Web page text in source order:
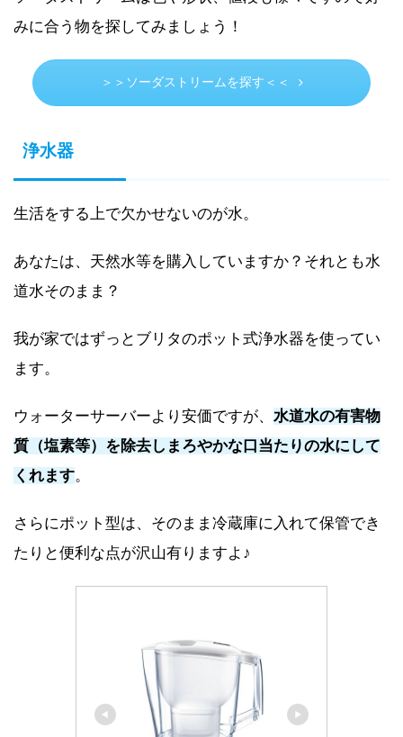
みに合う物を探してみましょう！
＞＞ソーダストリームを探す＜＜
浄水器
生活をする上で欠かせないのが水。
あなたは、天然水等を購入していますか？それとも水
道水そのまま？
我が家ではずっとブリタのポット式浄水器を使ってい
ます。
ウォーターサーバーより安価ですが、 水道水の有害物
質（塩素等）を除去しまろやかな口当たりの水にして
くれます。
さらにポット型は、そのまま冷蔵庫に入れて保管でき
たりと便利な点が沢山有りますよ♪